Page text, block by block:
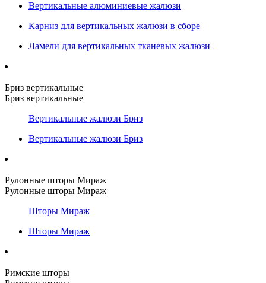
Вертикальные алюминиевые жалюзи
Карниз для вертикальных жалюзи в сборе
Ламели для вертикальных тканевых жалюзи
Бриз вертикальные
Бриз вертикальные
Вертикальные жалюзи Бриз
Вертикальные жалюзи Бриз
Рулонные шторы Мираж
Рулонные шторы Мираж
Шторы Мираж
Шторы Мираж
Римские шторы